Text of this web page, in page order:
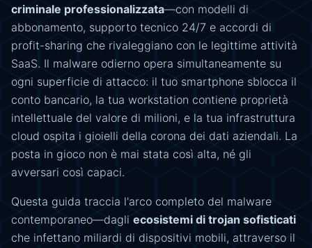
criminale professionalizzata—con modelli di
abbonamento, supporto tecnico 24/7 e accordi di
profit-sharing che rivaleggiano con le legittime attività
SaaS. Il malware odierno opera simultaneamente su
ogni superficie di attacco: il tuo smartphone sblocca il
conto bancario, la tua workstation contiene proprietà
intellettuale del valore di milioni, e la tua infrastruttura
cloud ospita i gioielli della corona dei dati aziendali. La
posta in gioco non è mai stata così alta, né gli
avversari così capaci.
Questa guida traccia l'arco completo del malware
contemporaneo—dagliecosistemi di trojan sofisticati
che infettano miliardi di dispositivi mobili, attraverso il